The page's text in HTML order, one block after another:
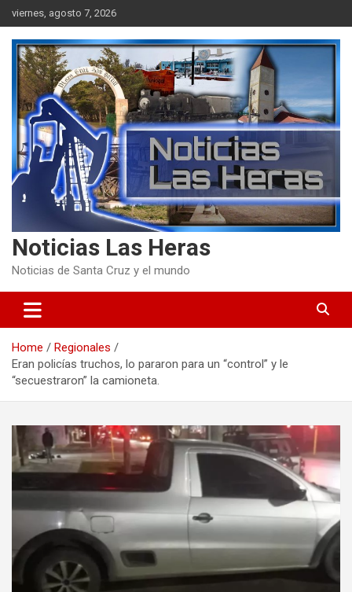
Skip
to
content
viernes, agosto 7, 2026
Noticias Las Heras
Noticias de Santa Cruz y el mundo
Home
Regionales
Eran policías truchos, lo pararon para un “control” y le
“secuestraron” la camioneta.